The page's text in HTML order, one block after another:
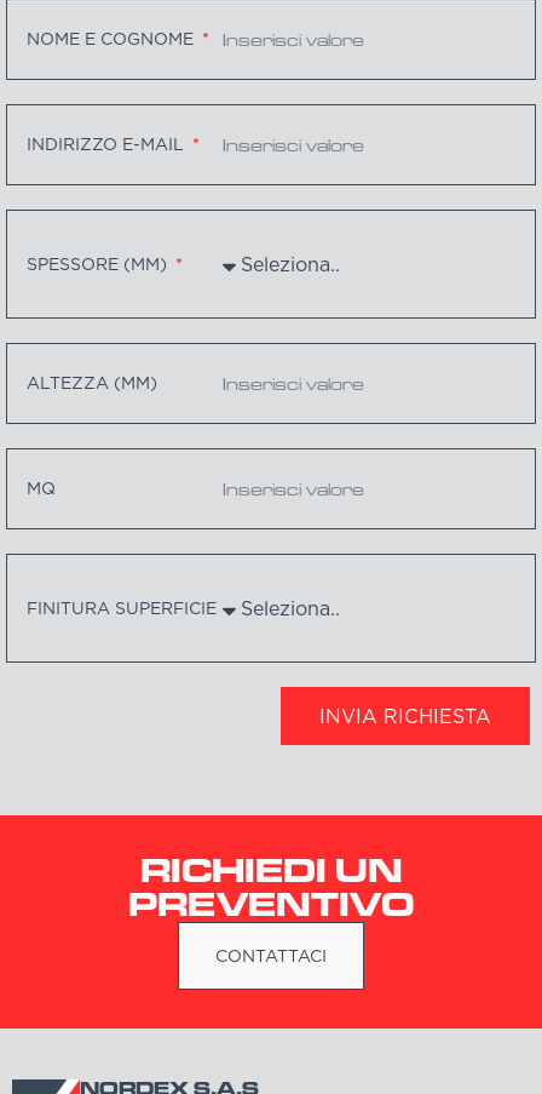
NOME E COGNOME
INDIRIZZO E-MAIL
SPESSORE (MM)
ALTEZZA (MM)
MQ
FINITURA SUPERFICIE
INVIA RICHIESTA
RICHIEDI UN
PREVENTIVO
CONTATTACI
NORDEX S.A.S